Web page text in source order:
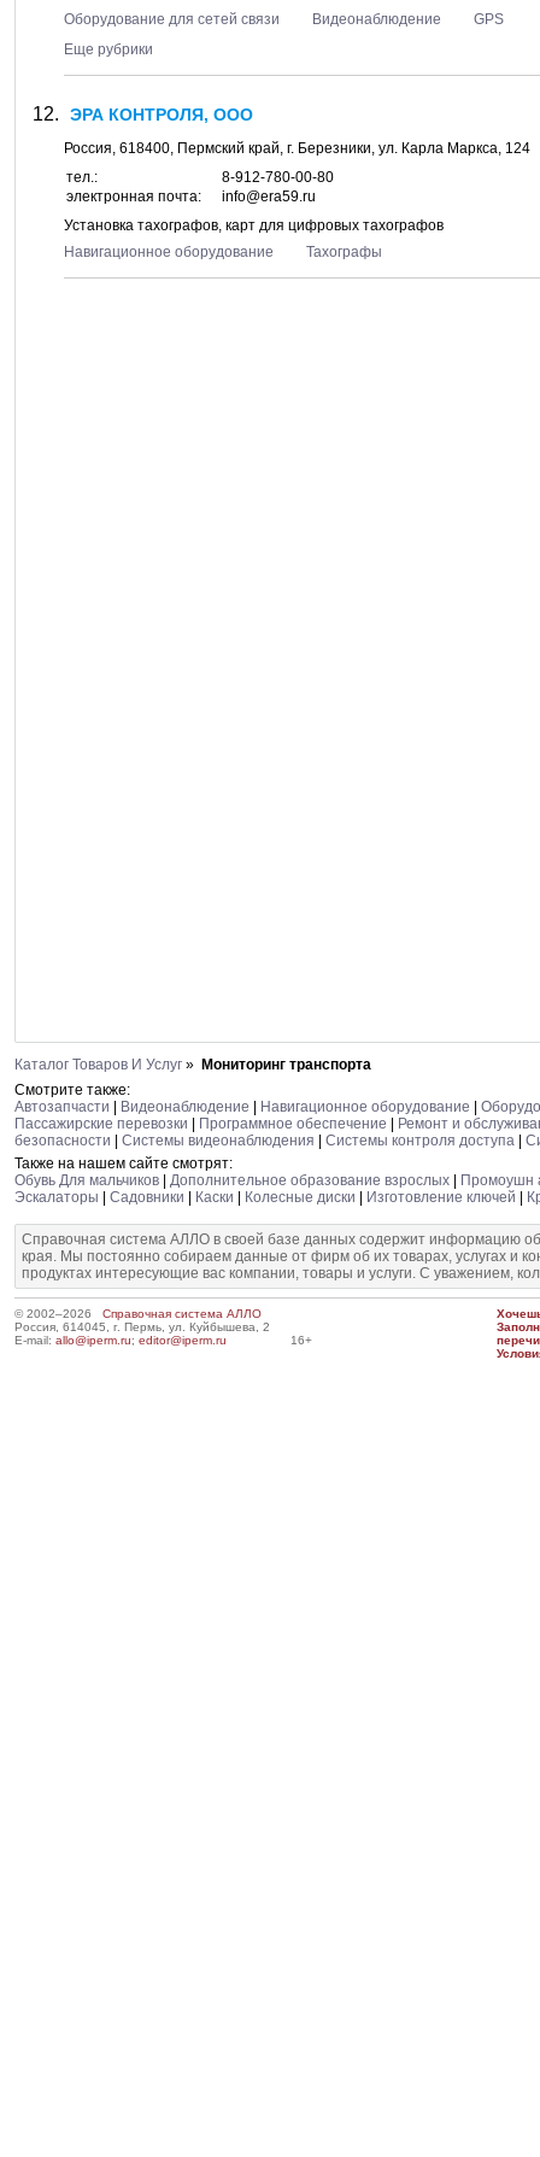
Оборудование для сетей связи Видеонаблюдение
GPS
Еще рубрики
ЭРА КОНТРОЛЯ, ООО
Россия, 618400, Пермский край, г. Березники, ул. Карла Маркса, 124
тел.:
8-912-780-00-80
электронная почта:
info@era59.ru
Установка тахографов, карт для цифровых тахографов
Навигационное оборудование
Тахографы
Каталог Товаров И Услуг » Мониторинг транспорта
Смотрите также:
Автозапчасти
Видеонаблюдение Навигационное оборудование
Пассажирские перевозки
Программное обеспечение
Ремонт и
безопасности
Системы видеонаблюдения Системы контроля доступа
Также на нашем сайте смотрят:
Обувь Для мальчиков
Дополнительное образование взрослых
Промоушн
Эскалаторы
Садовники Каски Колесные диски Изготовление ключей
Справочная система АЛЛО в своей базе данных содержит информацию
края. Мы постоянно собираем данные от фирм об их товарах, услугах и
продуктах интересующие вас компании, товары и услуги. С уважением,
© 2002–2026 Справочная система АЛЛО
Россия, 614045, г. Пермь, ул. Куйбышева, 2
E-mail: allo@iperm.ru; editor@iperm.ru 16+